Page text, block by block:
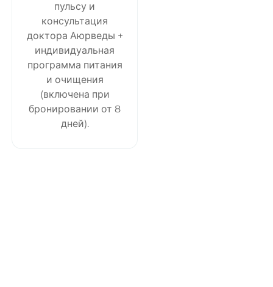
пульсу и
консультация
доктора Аюрведы +
индивидуальная
программа питания
и очищения
(включена при
бронировании от 8
дней).